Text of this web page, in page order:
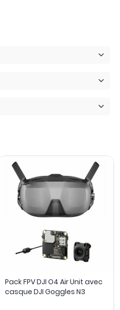
Pack FPV DJI O4 Air Unit avec
casque DJI Goggles N3